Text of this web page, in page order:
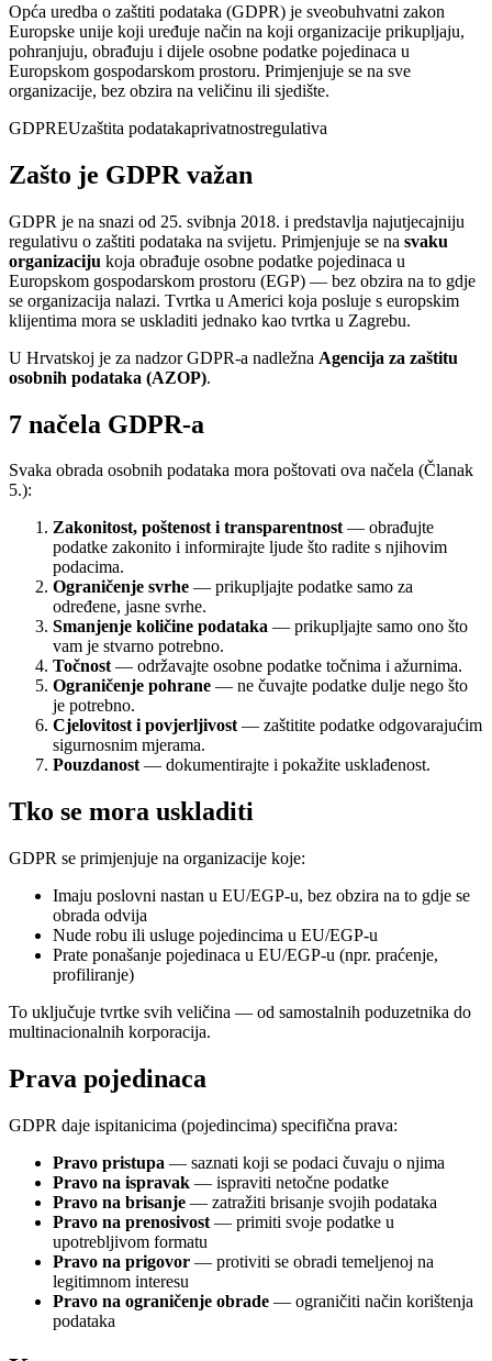
Opća uredba o zaštiti podataka (GDPR) je sveobuhvatni zakon
Europske unije koji uređuje način na koji organizacije prikupljaju,
pohranjuju, obrađuju i dijele osobne podatke pojedinaca u
Europskom gospodarskom prostoru. Primjenjuje se na sve
organizacije, bez obzira na veličinu ili sjedište.
GDPREUzaštita podatakaprivatnostregulativa
Zašto je GDPR važan
GDPR je na snazi od 25. svibnja 2018. i predstavlja najutjecajniju
regulativu o zaštiti podataka na svijetu. Primjenjuje se na svaku
organizaciju koja obrađuje osobne podatke pojedinaca u
Europskom gospodarskom prostoru (EGP) — bez obzira na to gdje
se organizacija nalazi. Tvrtka u Americi koja posluje s europskim
klijentima mora se uskladiti jednako kao tvrtka u Zagrebu.
U Hrvatskoj je za nadzor GDPR-a nadležna Agencija za zaštitu
osobnih podataka (AZOP).
7 načela GDPR-a
Svaka obrada osobnih podataka mora poštovati ova načela (Članak
5.):
Zakonitost, poštenost i transparentnost— obrađujte
podatke zakonito i informirajte ljude što radite s njihovim
podacima.
Ograničenje svrhe — prikupljajte podatke samo za
određene, jasne svrhe.
Smanjenje količine podataka — prikupljajte samo ono što
vam je stvarno potrebno.
Točnost— održavajte osobne podatke točnima i ažurnima.
Ograničenje pohrane — ne čuvajte podatke dulje nego što
je potrebno.
Cjelovitost i povjerljivost— zaštitite podatke odgovarajućim
sigurnosnim mjerama.
Pouzdanost— dokumentirajte i pokažite usklađenost.
Tko se mora uskladiti
GDPR se primjenjuje na organizacije koje:
Imaju poslovni nastan u EU/EGP-u, bez obzira na to gdje se
obrada odvija
Nude robu ili usluge pojedincima u EU/EGP-u
Prate ponašanje pojedinaca u EU/EGP-u (npr. praćenje,
profiliranje)
To uključuje tvrtke svih veličina — od samostalnih poduzetnika do
multinacionalnih korporacija.
Prava pojedinaca
GDPR daje ispitanicima (pojedincima) specifična prava:
Pravo pristupa — saznati koji se podaci čuvaju o njima
Pravo na ispravak — ispraviti netočne podatke
Pravo na brisanje — zatražiti brisanje svojih podataka
Pravo na prenosivost — primiti svoje podatke u
upotrebljivom formatu
Pravo na prigovor — protiviti se obradi temeljenoj na
legitimnom interesu
Pravo na ograničenje obrade — ograničiti način korištenja
podataka